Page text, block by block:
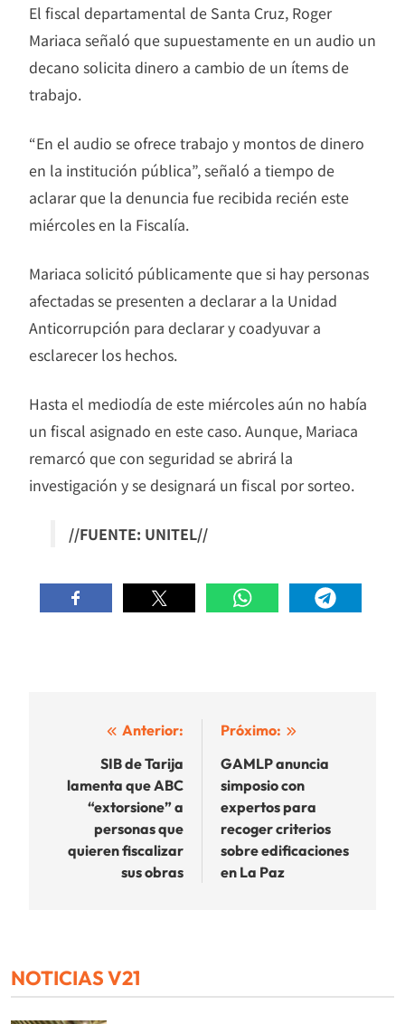
El fiscal departamental de Santa Cruz, Roger
Mariaca señaló que supuestamente en un audio un
decano solicita dinero a cambio de un ítems de
trabajo.
“En el audio se ofrece trabajo y montos de dinero
en la institución pública”, señaló a tiempo de
aclarar que la denuncia fue recibida recién este
miércoles en la Fiscalía.
Mariaca solicitó públicamente que si hay personas
afectadas se presenten a declarar a la Unidad
Anticorrupción para declarar y coadyuvar a
esclarecer los hechos.
Hasta el mediodía de este miércoles aún no había
un fiscal asignado en este caso. Aunque, Mariaca
remarcó que con seguridad se abrirá la
investigación y se designará un fiscal por sorteo.
//FUENTE: UNITEL//
Navegación
entradas
Anterior:
SIB de Tarija
lamenta que ABC
“extorsione” a
personas que
quieren fiscalizar
sus obras
Próximo:
GAMLP anuncia
simposio con
expertos para
recoger criterios
sobre edificaciones
en La Paz
NOTICIAS V21